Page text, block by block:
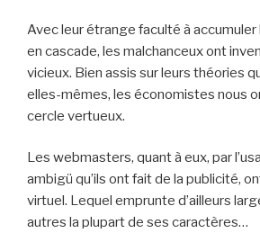
Avec leur étrange faculté à
en cascade, les malchanceux ont
vicieux. Bien assis sur leurs théories
elles-mêmes, les économistes nous
cercle vertueux.
Les webmasters, quant à eux, par
ambigü qu’ils ont fait de la publicité,
virtuel. Lequel emprunte d’ailleurs
autres la plupart de ses caractères…